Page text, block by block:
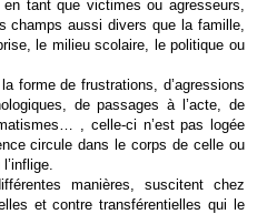
tant que victimes ou agresseurs,
champs aussi divers que la famille,
le milieu scolaire, le politique ou
forme de frustrations, d’agressions
de passages à l’acte, de
, celle-ci n’est pas logée
circule dans le corps de celle ou
manières, suscitent chez
et contre transférentielles qui le